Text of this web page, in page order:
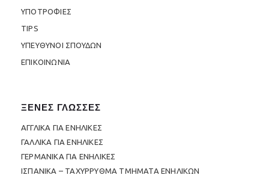
ΥΠΟΤΡΟΦΙΕΣ
TIPS
ΥΠΕΥΘΥΝΟΙ ΣΠΟΥΔΩΝ
ΕΠΙΚΟΙΝΩΝΙΑ
ΞΕΝΕΣ ΓΛΩΣΣΕΣ
ΑΓΓΛΙΚΑ ΓΙΑ ΕΝΗΛΙΚΕΣ
ΓΑΛΛΙΚΑ ΓΙΑ ΕΝΗΛΙΚΕΣ
ΓΕΡΜΑΝΙΚΑ ΓΙΑ ΕΝΗΛΙΚΕΣ
ΙΣΠΑΝΙΚΑ – ΤΑΧΥΡΡΥΘΜΑ ΤΜΗΜΑΤΑ ΕΝΗΛΙΚΩΝ